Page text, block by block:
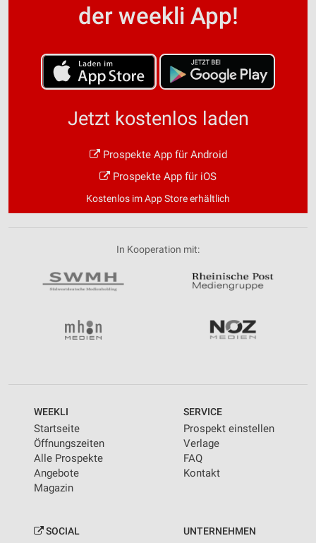
der weekli App!
Jetzt kostenlos laden
Prospekte App für Android
Prospekte App für iOS
Kostenlos im App Store erhältlich
In Kooperation mit:
WEEKLI
Startseite
Öffnungszeiten
Alle Prospekte
Angebote
Magazin
SERVICE
Prospekt einstellen
Verlage
FAQ
Kontakt
SOCIAL UNTERNEHMEN